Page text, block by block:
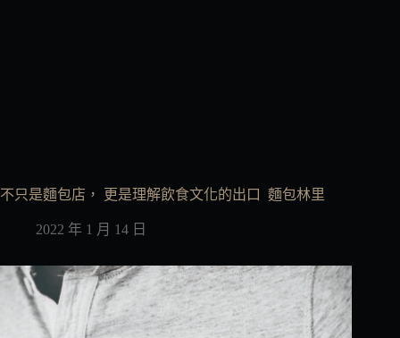
不只是麵包店， 更是理解飲食文化的出口 麵包林里
2022 年 1 月 14 日